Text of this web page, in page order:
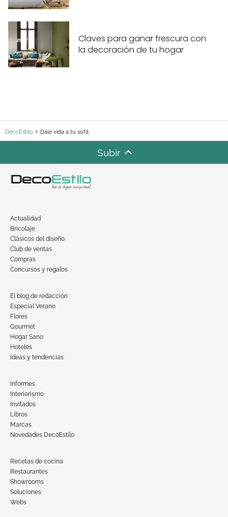
Claves para ganar frescura con
la decoración de tu hogar
DecoEstilo Dale vida a tu sofá
Subir
Actualidad
Bricolaje
Clásicos del diseño
Club de ventas
Compras
Concursos y regalos
El blog de redacción
Especial Verano
Flores
Gourmet
Hogar Sano
Hoteles
Ideas y tendencias
Informes
Interiorismo
Invitados
Libros
Marcas
Novedades DecoEstilo
Recetas de cocina
Restaurantes
Showrooms
Soluciones
Webs